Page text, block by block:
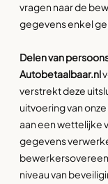
vragen naar de
gegevens enkel
Delen van
Autobetaalbaar.nl
verstrekt deze
uitvoering van
aan een wettelijke
gegevens
niveau van